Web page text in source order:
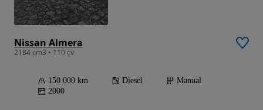
Nissan Almera
2184 cm3 • 110 cv
150 000 km Diesel
Manual
2000